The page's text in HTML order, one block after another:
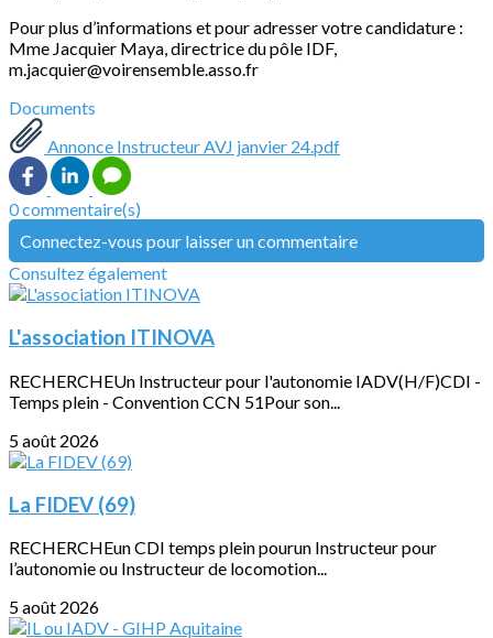
Pour plus d’informations et pour adresser votre candidature :
Mme Jacquier Maya, directrice du pôle IDF,
m.jacquier@voirensemble.asso.fr
Documents
Annonce Instructeur AVJ janvier 24.pdf
0 commentaire(s)
Connectez-vous pour laisser un commentaire
Consultez également
L'association ITINOVA
RECHERCHEUn Instructeur pour l'autonomie IADV(H/F)CDI -
Temps plein - Convention CCN 51Pour son...
5 août 2026
La FIDEV (69)
RECHERCHEun CDI temps plein pourun Instructeur pour
l’autonomie ou Instructeur de locomotion...
5 août 2026